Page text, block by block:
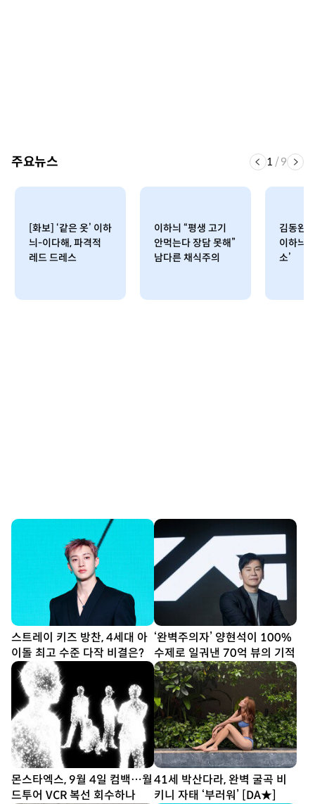
주요뉴스 1 /9
[화보] ‘같은 옷’ 이하
늬-이다해, 파격적
레드 드레스
이하늬 “평생 고기
안먹는다 장담 못해”
남다른 채식주의
김동완
이하늬
소’
스트레이 키즈 방찬, 4세대 아
이돌 최고 수준 다작 비결은?
‘완벽주의자’ 양현석이 100%
수제로 일궈낸 70억 뷰의 기적
몬스타엑스, 9월 4일 컴백…월
드투어 VCR 복선 회수하나
41세 박산다라, 완벽 굴곡 비
키니 자태 ‘부러워’ [DA★]